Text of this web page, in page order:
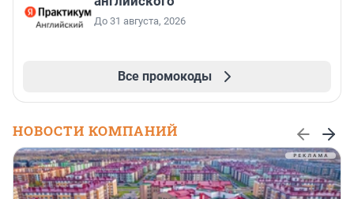
До 31 августа, 2026
Все промокоды
НОВОСТИ КОМПАНИЙ